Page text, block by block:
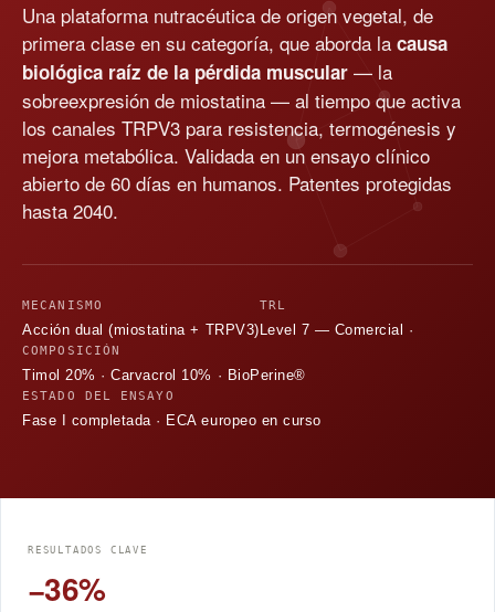
Una plataforma nutracéutica de origen vegetal, de
primera clase en su categoría, que aborda la causa
biológica raíz de la pérdida muscular — la
sobreexpresión de miostatina — al tiempo que activa
los canales TRPV3 para resistencia, termogénesis y
mejora metabólica. Validada en un ensayo clínico
abierto de 60 días en humanos. Patentes protegidas
hasta 2040.
MECANISMO
Acción dual (miostatina + TRPV3)
TRL
Level 7 — Comercial ·
COMPOSICIÓN
Timol 20% · Carvacrol 10% · BioPerine®
ESTADO DEL ENSAYO
Fase I completada · ECA europeo en curso
RESULTADOS CLAVE
−36%